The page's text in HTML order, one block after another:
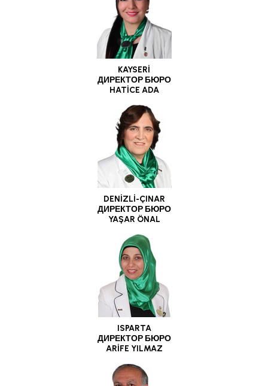
KAYSERİ
ДИРЕКТОР БЮРО
HATİCE ADA
DENİZLİ-ÇINAR
ДИРЕКТОР БЮРО
YAŞAR ÖNAL
ISPARTA
ДИРЕКТОР БЮРО
ARİFE YILMAZ